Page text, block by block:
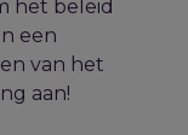
het beleid
een
van het
aan!